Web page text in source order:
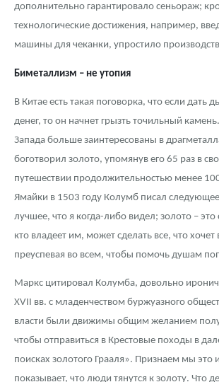
дополнительно гарантировало сеньораж;
технологические достижения, например,
машины для чеканки, упростило
Биметаллизм – не утопия
В Китае есть такая поговорка, что если дать
денег, то он начнет грызть точильный
Запада больше заинтересованы в
боготворил золото, упомянув его 65 раз в
путешествии продолжительностью менее
Ямайки в 1503 году Колумб писал
лучшее, что я когда-либо видел; золото – это
кто владеет им, может сделать все, что
преуспевая во всем, чтобы помочь душам
Маркс цитировал Колумба, довольно
XVII вв. с младенчеством буржуазного
власти были движимы общим желанием
чтобы отправиться в Крестовые походы в
поисках золотого Грааля». Признаем мы это
показывает, что люди тянутся к золоту. Что